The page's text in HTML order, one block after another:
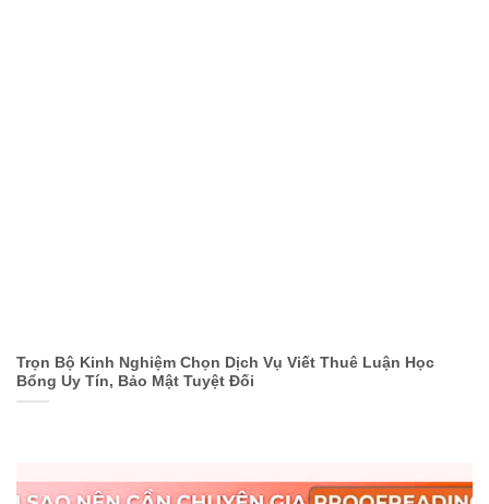
Trọn Bộ Kinh Nghiệm Chọn Dịch Vụ Viết Thuê Luận Học
Bổng Uy Tín, Bảo Mật Tuyệt Đối